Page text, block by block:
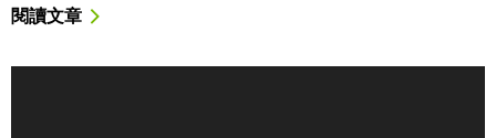
閱讀文章